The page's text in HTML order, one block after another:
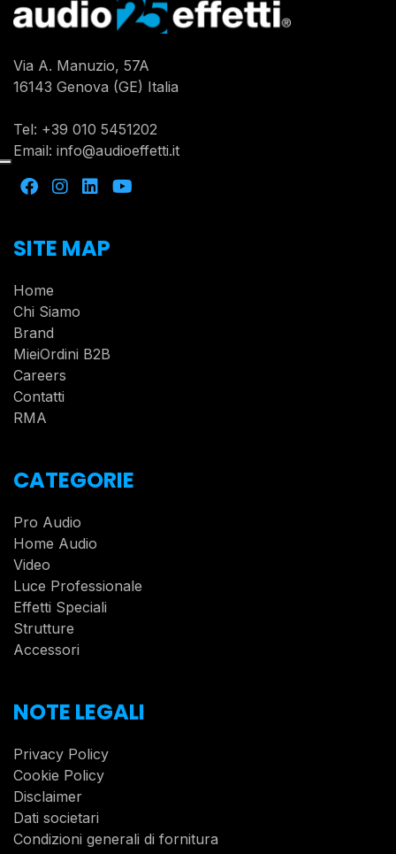
Via A. Manuzio, 57A
16143 Genova (GE) Italia
Tel: +39 010 5451202
Email: info@audioeffetti.it
SITE MAP
Home
Chi Siamo
Brand
MieiOrdini B2B
Careers
Contatti
RMA
CATEGORIE
Pro Audio
Home Audio
Video
Luce Professionale
Effetti Speciali
Strutture
Accessori
NOTE LEGALI
Privacy Policy
Cookie Policy
Disclaimer
Dati societari
Condizioni generali di fornitura